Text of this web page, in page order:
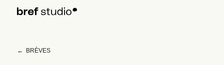
← BRÈVES